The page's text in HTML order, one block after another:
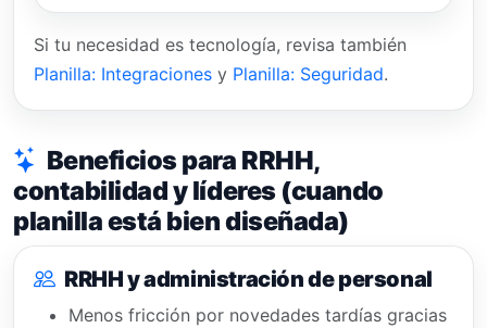
Si tu necesidad es tecnología, revisa también
Planilla: Integraciones y Planilla: Seguridad.
Beneficios para RRHH,
contabilidad y líderes (cuando
planilla está bien diseñada)
RRHH y administración de personal
Menos fricción por novedades tardías gracias